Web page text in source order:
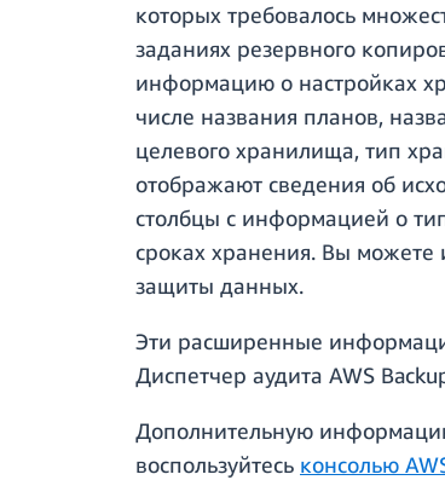
которых требовалось
заданиях резервного
информацию о настройках
числе названия планов,
целевого хранилища, тип
отображают сведения об
столбцы с информацией о
сроках хранения. Вы можете
защиты данных.
Эти расширенные
Диспетчер аудита AWS
Дополнительную
воспользуйтесь консолью